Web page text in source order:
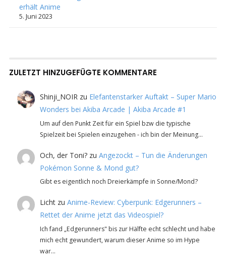
erhält Anime
5. Juni 2023
ZULETZT HINZUGEFÜGTE KOMMENTARE
Shinji_NOIR zu Elefantenstarker Auftakt – Super Mario
Wonders bei Akiba Arcade | Akiba Arcade #1
Um auf den Punkt Zeit für ein Spiel bzw die typische
Spielzeit bei Spielen einzugehen - ich bin der Meinung…
Och, der Toni? zuAngezockt – Tun die Änderungen
Pokémon Sonne & Mond gut?
Gibt es eigentlich noch Dreierkämpfe in Sonne/Mond?
Licht zuAnime-Review: Cyberpunk: Edgerunners –
Rettet der Anime jetzt das Videospiel?
Ich fand „Edgerunners" bis zur Hälfte echt schlecht und habe
mich echt gewundert, warum dieser Anime so im Hype
war…